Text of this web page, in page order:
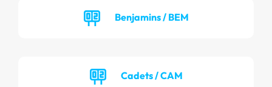
Benjamins / BEM
Cadets / CAM